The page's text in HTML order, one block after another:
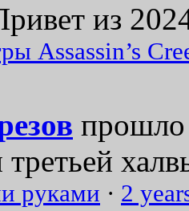
из
Assassin’s
прошло
руками · 2